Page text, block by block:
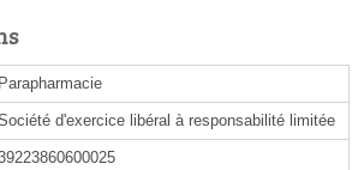
Parapharmacie
d'exercice libéral à responsabilité limitée